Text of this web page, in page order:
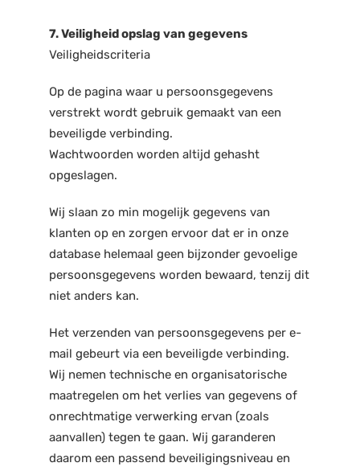
7. Veiligheid opslag van gegevens
Veiligheidscriteria
Op de pagina waar u persoonsgegevens
verstrekt wordt gebruik gemaakt van een
beveiligde verbinding.
Wachtwoorden worden altijd gehasht
opgeslagen.
Wij slaan zo min mogelijk gegevens van
klanten op en zorgen ervoor dat er in onze
database helemaal geen bijzonder gevoelige
persoonsgegevens worden bewaard, tenzij dit
niet anders kan.
Het verzenden van persoonsgegevens per e-
mail gebeurt via een beveiligde verbinding.
Wij nemen technische en organisatorische
maatregelen om het verlies van gegevens of
onrechtmatige verwerking ervan (zoals
aanvallen) tegen te gaan. Wij garanderen
daarom een passend beveiligingsniveau en